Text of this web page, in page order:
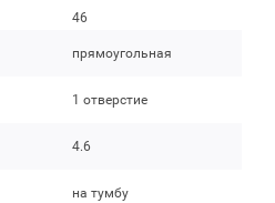
46
прямоугольная
1 отверстие
4.6
на тумбу